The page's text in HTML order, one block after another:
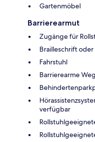
Gartenmöbel
Barrierearmut
Zugänge für
Brailleschrift
Fahrstuhl
Barrierearme
verfügbar